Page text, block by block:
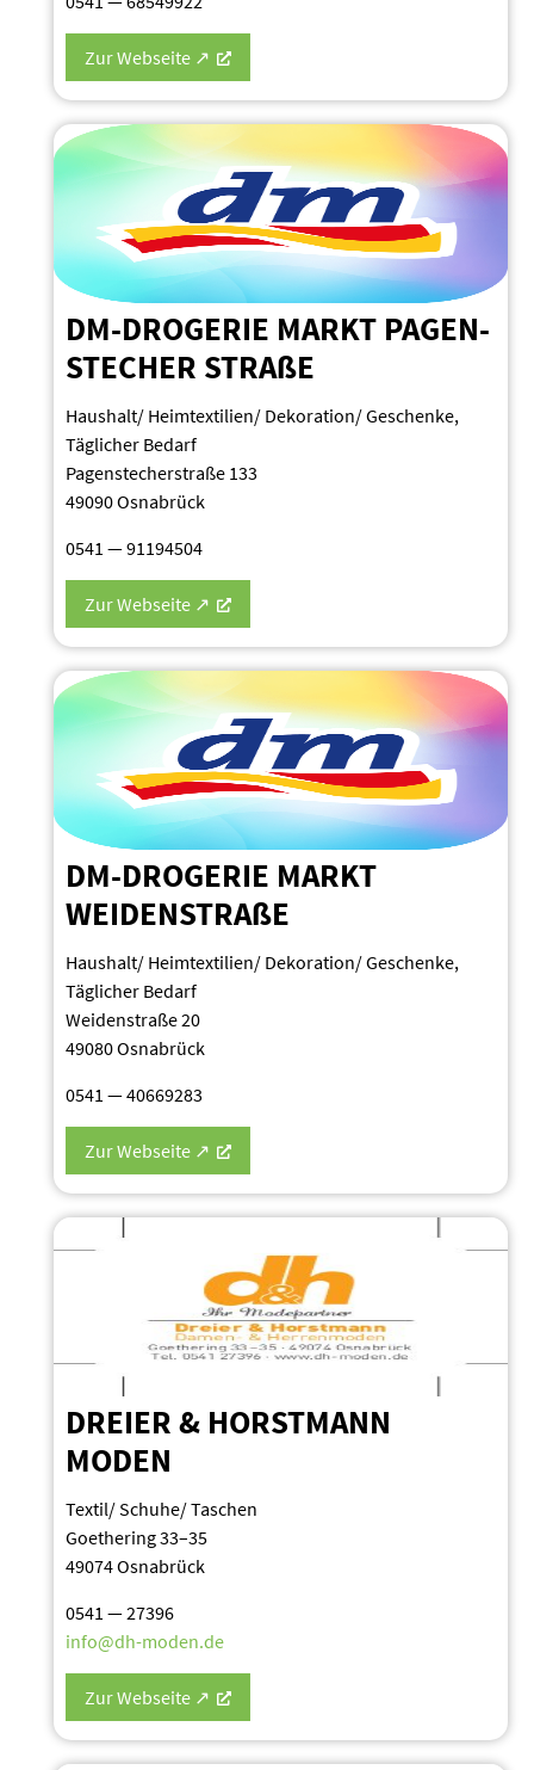
Zur Webseite ↗
DM-DROGERIE MARKT PAGEN­
STECHER STRAßE
Haushalt/ Heimtextilien/ Dekoration/ Geschenke,
Täglicher Bedarf
Pagen­ste­cher­straße 133
49090 Osnabrück
0541 — 91194504
Zur Webseite ↗
DM-DROGERIE MARKT
WEIDEN­STRAßE
Haushalt/ Heimtextilien/ Dekoration/ Geschenke,
Täglicher Bedarf
Weiden­straße 20
49080 Osnabrück
0541 — 40669283
Zur Webseite ↗
DREIER & HORSTMANN
MODEN
Textil/ Schuhe/ Taschen
Goethering 33–35
49074 Osnabrück
0541 — 27396
info@dh-moden.de
Zur Webseite ↗